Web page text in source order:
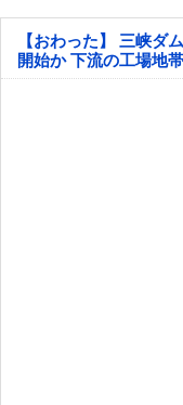
【おわった】 三峡ダ
開始か 下流の工場地